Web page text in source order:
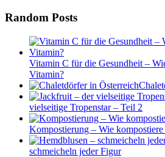
Random Posts
Vitamin C für die Gesundheit –
Vitamin?
vielseitige Tropenstar – Teil 2
Kompostierung – Wie
schmeicheln jeder Figur